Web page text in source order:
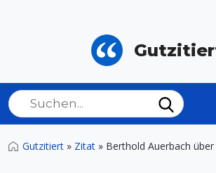
Gutzitiert » Zitat » Berthold Auerbach über